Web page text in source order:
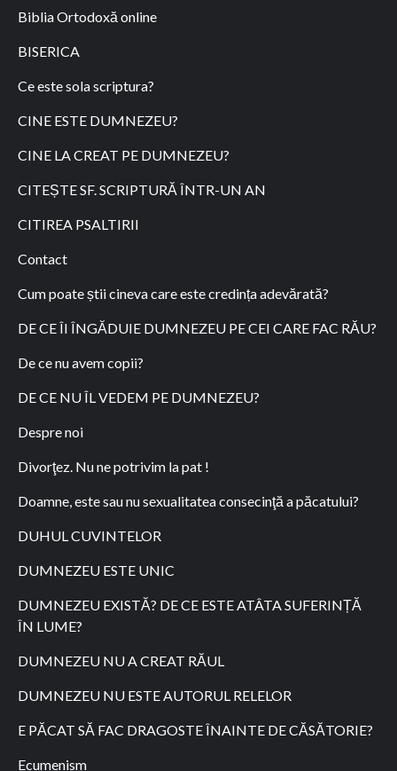
Biblia Ortodoxă online
BISERICA
Ce este sola scriptura?
CINE ESTE DUMNEZEU?
CINE LA CREAT PE DUMNEZEU?
CITEȘTE SF. SCRIPTURĂ ÎNTR-UN AN
CITIREA PSALTIRII
Contact
Cum poate știi cineva care este credința adevărată?
DE CE ÎI ÎNGĂDUIE DUMNEZEU PE CEI CARE FAC RĂU?
De ce nu avem copii?
DE CE NU ÎL VEDEM PE DUMNEZEU?
Despre noi
Divorţez. Nu ne potrivim la pat !
Doamne, este sau nu sexualitatea consecinţă a păcatului?
DUHUL CUVINTELOR
DUMNEZEU ESTE UNIC
DUMNEZEU EXISTĂ? DE CE ESTE ATÂTA SUFERINȚĂ
ÎN LUME?
DUMNEZEU NU A CREAT RĂUL
DUMNEZEU NU ESTE AUTORUL RELELOR
E PĂCAT SĂ FAC DRAGOSTE ÎNAINTE DE CĂSĂTORIE?
Ecumenism